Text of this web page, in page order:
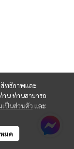
สิทธิภาพและ
าน ท่านสามารถ
เป็นส่วนตัว และ
มด